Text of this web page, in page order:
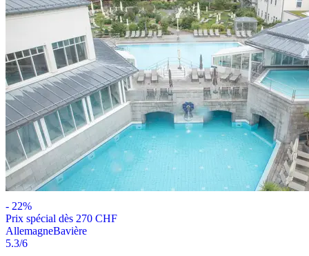
- 22%
Prix ​​spécial dès 270 CHF
AllemagneBavière
5.3/6